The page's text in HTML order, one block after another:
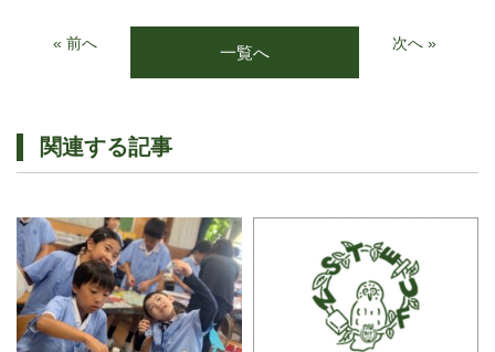
« 前へ 一覧へ 次へ »
関連する記事